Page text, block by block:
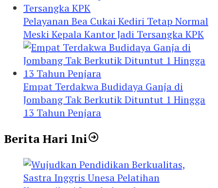
Pelayanan Bea Cukai Kediri Tetap Normal
Meski Kepala Kantor Jadi Tersangka KPK
Empat Terdakwa Budidaya Ganja di
Jombang Tak Berkutik Dituntut 1 Hingga
13 Tahun Penjara
Berita Hari Ini